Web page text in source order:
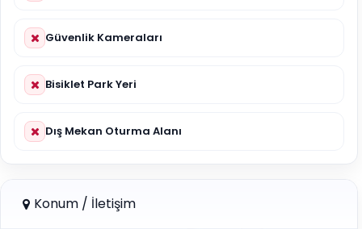
Güvenlik Kameraları
Bisiklet Park Yeri
Dış Mekan Oturma Alanı
Konum / İletişim